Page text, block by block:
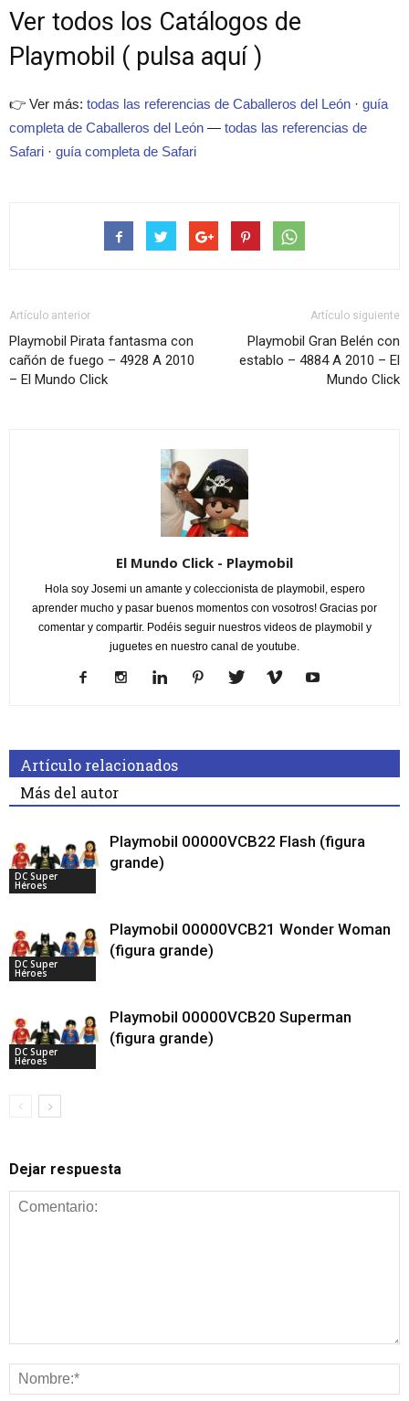
Ver todos los Catálogos de
Playmobil ( pulsa aquí )
👉 Ver más: todas las referencias de Caballeros del León · guía
completa de Caballeros del León — todas las referencias de
Safari · guía completa de Safari
Artículo anterior
Playmobil Pirata fantasma con
cañón de fuego – 4928 A 2010
– El Mundo Click
Artículo siguiente
Playmobil Gran Belén con
establo – 4884 A 2010 – El
Mundo Click
El Mundo Click - Playmobil
Hola soy Josemi un amante y coleccionista de playmobil, espero
aprender mucho y pasar buenos momentos con vosotros! Gracias por
comentar y compartir. Podéis seguir nuestros videos de playmobil y
juguetes en nuestro canal de youtube.
Artículo relacionados
Más del autor
DC Super
Héroes
Playmobil 00000VCB22 Flash (figura
grande)
DC Super
Héroes
Playmobil 00000VCB21 Wonder Woman
(figura grande)
DC Super
Héroes
Playmobil 00000VCB20 Superman
(figura grande)
Dejar respuesta